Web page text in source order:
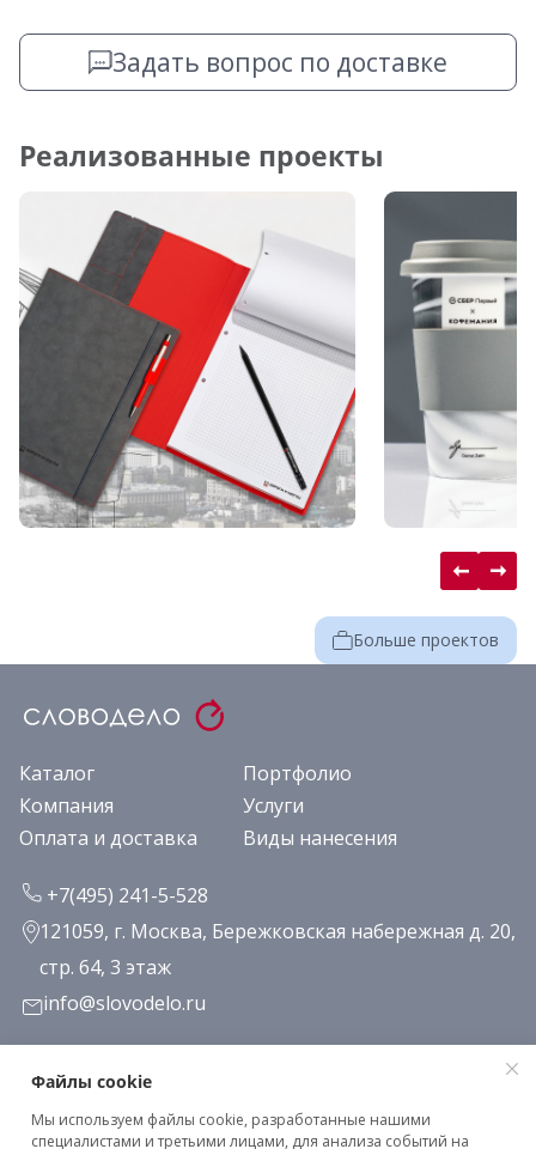
Задать вопрос по доставке
Реализованные проекты
Больше проектов
Каталог
Портфолио
Компания
Услуги
Оплата и доставка
Виды нанесения
+7(495) 241-5-528
121059, г. Москва, Бережковская набережная д. 20,
стр. 64, 3 этаж
info@slovodelo.ru
Заказать звонок
Подписаться на рассылку
Файлы cookie
Мы используем файлы cookie, разработанные нашими
специалистами и третьими лицами, для анализа событий на